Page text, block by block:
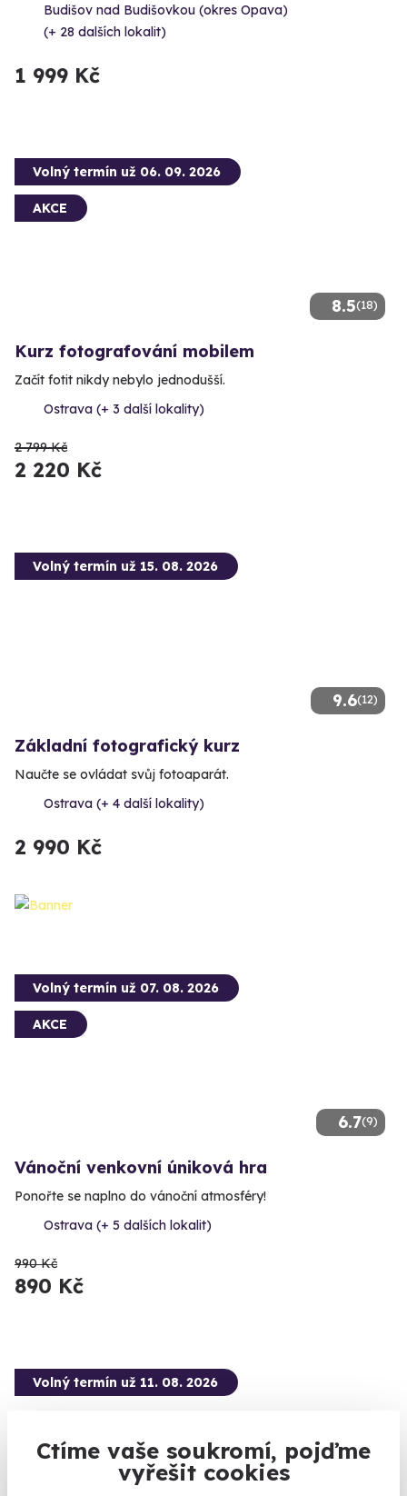
Ctíme vaše soukromí, pojďme
vyřešit cookies
Budišov nad Budišovkou (okres Opava)
(+ 28 dalších lokalit)
1 999 Kč
8.5(18)
Volný termín už 06. 09. 2026
AKCE
Kurz fotografování mobilem
Začít fotit nikdy nebylo jednodušší.
Ostrava (+ 3 další lokality)
2 799 Kč
2 220 Kč
9.6(12)
Volný termín už 15. 08. 2026
Základní fotografický kurz
Naučte se ovládat svůj fotoaparát.
Ostrava (+ 4 další lokality)
2 990 Kč
6.7(9)
Volný termín už 07. 08. 2026
AKCE
Vánoční venkovní úniková hra
Ponořte se naplno do vánoční atmosféry!
Ostrava (+ 5 dalších lokalit)
990 Kč
890 Kč
Volný termín už 11. 08. 2026